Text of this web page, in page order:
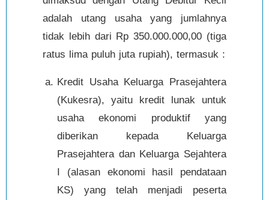
adalah utang usaha yang jumlahnya
tidak lebih dari Rp 350.000.000,00 (tiga
ratus lima puluh juta rupiah), termasuk :
Kredit Usaha Keluarga Prasejahtera
(Kukesra), yaitu kredit lunak untuk
usaha ekonomi produktif yang
diberikan kepada Keluarga
Prasejahtera dan Keluarga Sejahtera
I (alasan ekonomi hasil pendataan
KS) yang telah menjadi peserta